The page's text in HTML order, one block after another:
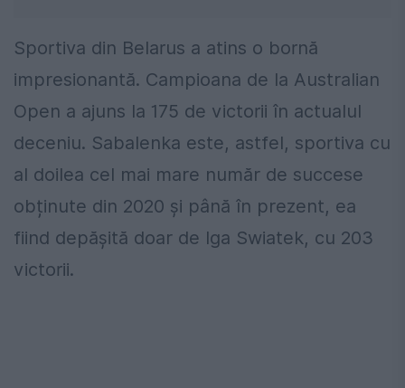
Sportiva din Belarus a atins o bornă
impresionantă. Campioana de la Australian
Open a ajuns la 175 de victorii în actualul
deceniu. Sabalenka este, astfel, sportiva cu
al doilea cel mai mare număr de succese
obținute din 2020 și până în prezent, ea
fiind depășită doar de Iga Swiatek, cu 203
victorii.